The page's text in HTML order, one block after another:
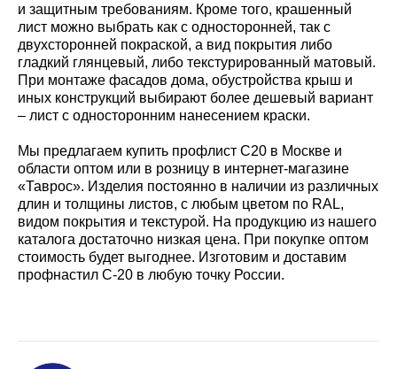
и защитным требованиям. Кроме того, крашенный
лист можно выбрать как с односторонней, так с
двухсторонней покраской, а вид покрытия либо
гладкий глянцевый, либо текстурированный матовый.
При монтаже фасадов дома, обустройства крыш и
иных конструкций выбирают более дешевый вариант
– лист с односторонним нанесением краски.
Мы предлагаем купить профлист С20 в Москве и
области оптом или в розницу в интернет-магазине
«Таврос». Изделия постоянно в наличии из различных
длин и толщины листов, с любым цветом по RAL,
видом покрытия и текстурой. На продукцию из нашего
каталога достаточно низкая цена. При покупке оптом
стоимость будет выгоднее. Изготовим и доставим
профнастил С-20 в любую точку России.